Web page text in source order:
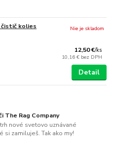
kolies
12,50 €/ks
10,16 € bez DPH
Nie je skladom
Detail
The Rag Company
nové svetovo uznávané
si zamiluješ. Tak ako my!